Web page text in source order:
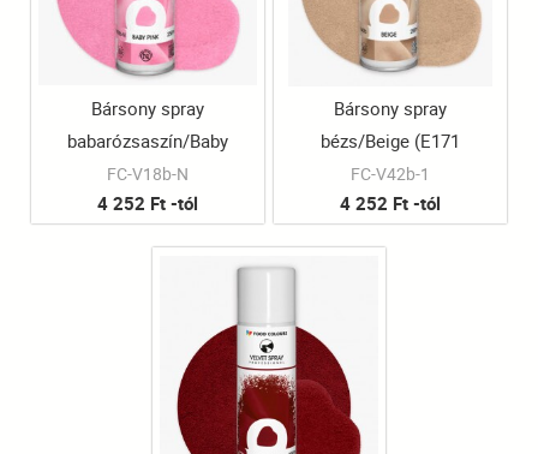
Bársony spray
babarózsaszín/Baby
Pink (E171 mentes)
FC-V18b-N
4 252 Ft -tól
Bársony spray
bézs/Beige (E171
mentes)
FC-V42b-1
4 252 Ft -tól